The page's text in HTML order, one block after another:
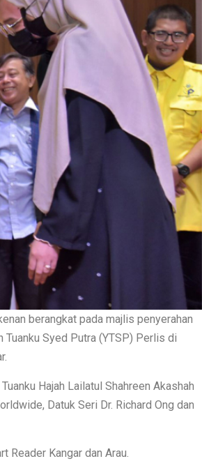
berangkat pada majlis penyerahan
Tuanku Syed Putra (YTSP) Perlis di
Hajah Lailatul Shahreen Akashah
Datuk Seri Dr. Richard Ong dan
Reader Kangar dan Arau.